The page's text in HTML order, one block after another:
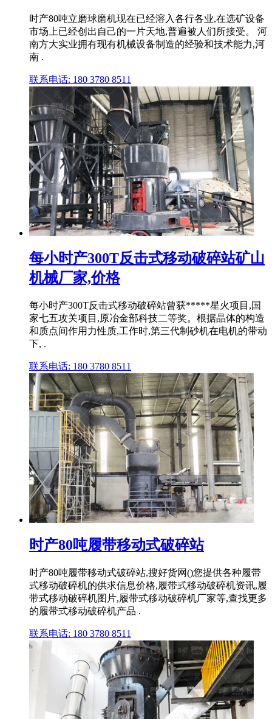
时产80吨立磨球磨机现在已经溶入各行各业,在选矿设备
市场上已经创出自己的一片天地,普遍被人们所接受。 河
南方大实业拥有现有机械设备制造的经验和技术能力,河
南 .
联系电话: 180 3780 8511
每小时产300T反击式移动破碎站矿山
机械厂家,价格
每小时产300T反击式移动破碎站曾获*****星火项目,国
家七五攻关项目,原冶金部科技二等奖。根据晶体的构造
和质点间作用力性质,工作时,第三代制砂机在电机的带动
下, .
联系电话: 180 3780 8511
时产80吨履带移动式破碎站
时产80吨履带移动式破碎站,搜好货网()您提供各种履带
式移动破碎机的供求信息价格,履带式移动破碎机资讯,履
带式移动破碎机图片,履带式移动破碎机厂家等,查找更多
的履带式移动破碎机产品 .
联系电话: 180 3780 8511